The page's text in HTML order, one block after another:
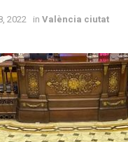
2022 in València ciutat